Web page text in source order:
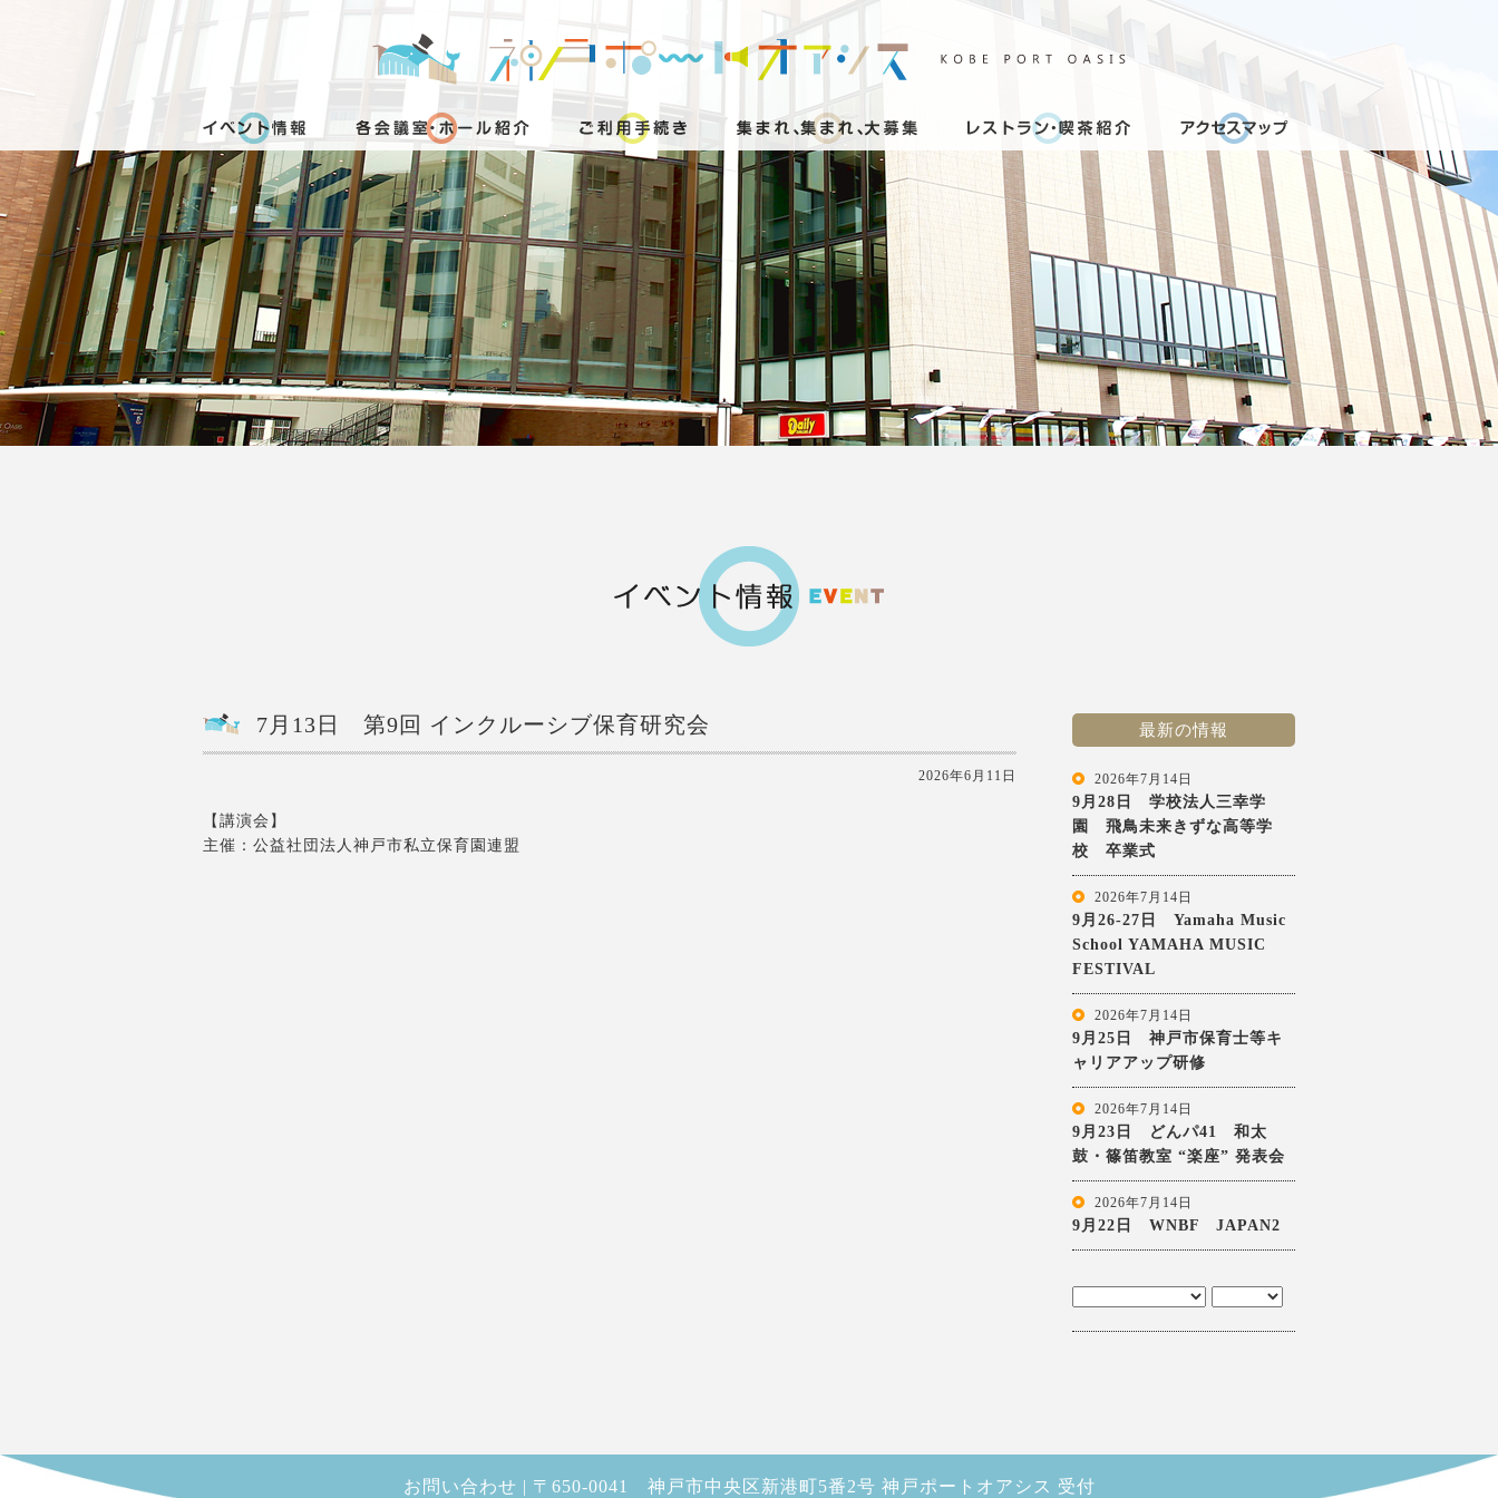
7月13日 第9回 インクルーシブ保育研究会
2026年6月11日
【講演会】
主催：公益社団法人神戸市私立保育園連盟
最新の情報
2026年7月14日
9月28日 学校法人三幸学
園 飛鳥未来きずな高等学
校 卒業式
2026年7月14日
9月26-27日 Yamaha Music
School YAMAHA MUSIC
FESTIVAL
2026年7月14日
9月25日 神戸市保育士等キ
ャリアアップ研修
2026年7月14日
9月23日 どんパ41 和太
鼓・篠笛教室 “楽座” 発表会
2026年7月14日
9月22日 WNBF JAPAN2
お問い合わせ | 〒650-0041 神戸市中央区新港町5番2号 神戸ポートオアシス 受付